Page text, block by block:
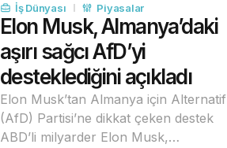
İş Dünyası Piyasalar
Elon Musk, Almanya’daki
aşırı sağcı AfD’yi
desteklediğini açıkladı
Elon Musk’tan Almanya için Alternatif
(AfD) Partisi’ne dikkat çeken destek
ABD’li milyarder Elon Musk,…